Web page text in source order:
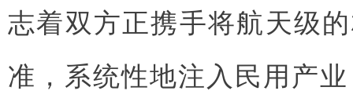
志着双方正携手将航天级
准，系统性地注入民用产